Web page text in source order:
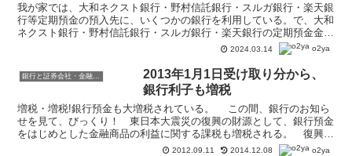
我が家では、大和ネクスト銀行・野村信託銀行・スルガ銀行・楽天銀
行等定期預金の預入先に、いくつかの銀行を利用している。で、大和
ネクスト銀行・野村信託銀行・スルガ銀行・楽天銀行の定期預金金利
2024.03.14 o2ya
2013年1月1日受け取り分から、
銀行利子も増税
増税・増税!銀行預金も大増税されている。 この間、銀行のお知ら
せを見て、びっくり！ 東日本大震災の復興の財源として、銀行預金
をはじめとした金融商品の利益に関する課税も増税される。 復興特
別所得税って、給料とかの所得に課税されるのかと思って...
2012.09.11 2014.12.08 o2ya